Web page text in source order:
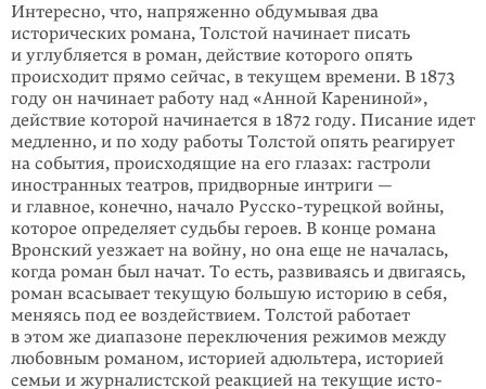
Интересно, что, напряженно обдумывая два
исторических романа, Толстой начинает писать
и углубляется в роман, действие которого опять
происходит прямо сейчас, в текущем времени. В 1873
году он начинает работу над «Анной Карениной»,
действие которой начинается в 1872 году. Писание идет
медленно, и по ходу работы Толстой опять реагирует
на события, происходящие на его гла­зах: гастроли
иностранных театров, придворные интриги —
и главное, ко­нечно, начало Русско-турецкой войны,
которое определяет судьбы героев. В кон­­­це романа
Вронский уезжает на войну, но она еще не началась,
когда ро­ман был начат. То есть, развиваясь и двигаясь,
роман всасывает текущую боль­шую историю в себя,
меняясь под ее воздействием. Толстой работает
в этом же диапазоне переключения режимов между
любовным романом, исто­рией адюль­­тера, историей
семьи и журналистской реакцией на текущие исто­